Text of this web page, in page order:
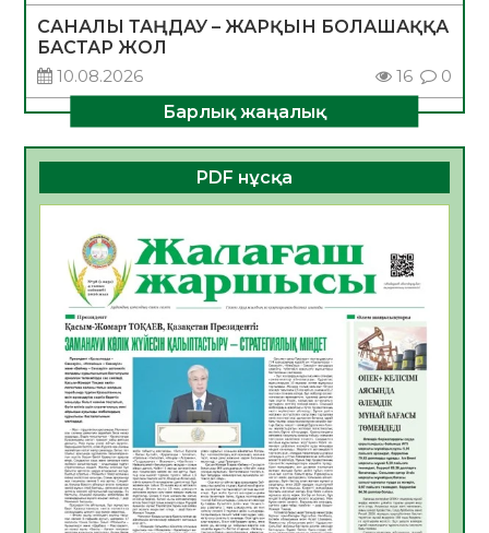
САНАЛЫ ТАҢДАУ – ЖАРҚЫН БОЛАШАҚҚА
БАСТАР ЖОЛ
10.08.2026
16 0
ҚҰРЫЛТАЙ САЙЛАУЫ – АЗАМАТТЫҚ
Тоқаевтың Абай күнімен құттықтауы
10.08.2026
7
«Жастар және заң мен тәртіп» атты
облыстық жайдарман ойындары өтті
10.08.2026
5
Өңірде «Кең дала-2» бағдарламасы арқылы
80 шаруашылық қаржыландырылды
09.08.2026
22
Жер ресурстары тиімді игерілуде
09.08.2026
23
Барлық жаңалық
PDF нұсқа